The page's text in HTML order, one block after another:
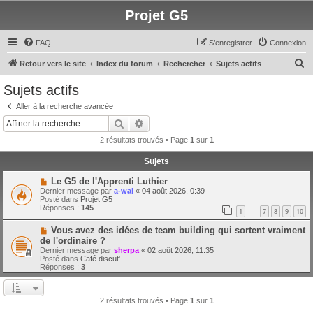
Projet G5
FAQ Connexion
S’enregistrer
Retour vers le site Index du forum Rechercher Sujets actifs
Sujets actifs
Aller à la recherche avancée
Rechercher
2 résultats trouvés • Page 1 sur 1
Sujets
N
o
u
v
e
a
u
m
e
s
s
a
Le G5 de l'Apprenti Luthier
Dernier message par a-wai « 04 août 2026, 0:39
Posté dans Projet G5
Réponses : 145 1 7 8 9 10
N
u
v
e
a
u
Vous avez des idées de team building qui sortent vraiment
de l'ordinaire ?
Dernier message par sherpa « 02 août 2026, 11:35
Posté dans Café discut'
Réponses : 3
2 résultats trouvés • Page 1 sur 1